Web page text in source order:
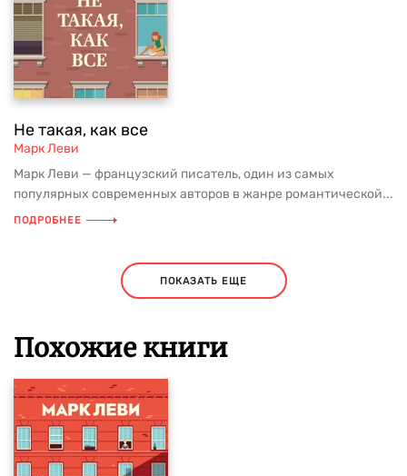
Не такая, как все
Марк Леви
Марк Леви — французский писатель, один из самых
популярных современных авторов в жанре романтической...
ПОДРОБНЕЕ
ПОКАЗАТЬ ЕЩЕ
Похожие книги